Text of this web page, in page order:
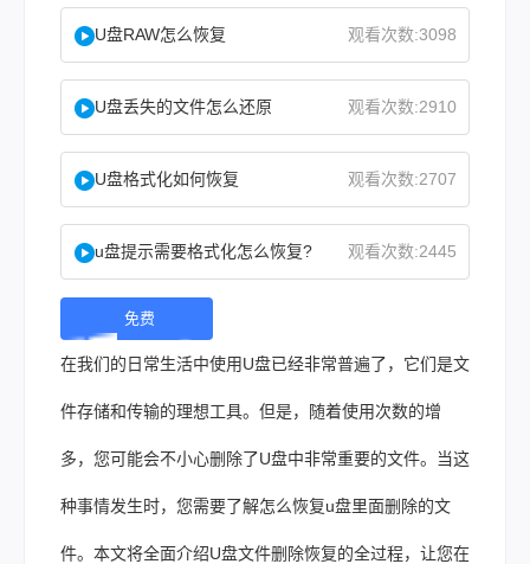
U盘RAW怎么恢复 观看次数:3098
U盘丢失的文件怎么还原 观看次数:2910
U盘格式化如何恢复 观看次数:2707
u盘提示需要格式化怎么恢复? 观看次数:2445
免费
下
载 |
在我们的日常生活中使用U盘已经非常普遍了，它们是文
件存储和传输的理想工具。但是，随着使用次数的增
多，您可能会不小心删除了U盘中非常重要的文件。当这
种事情发生时，您需要了解怎么恢复u盘里面删除的文
件。本文将全面介绍U盘文件删除恢复的全过程，让您在